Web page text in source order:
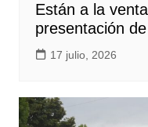
Están a la
presentación
17 julio, 2026